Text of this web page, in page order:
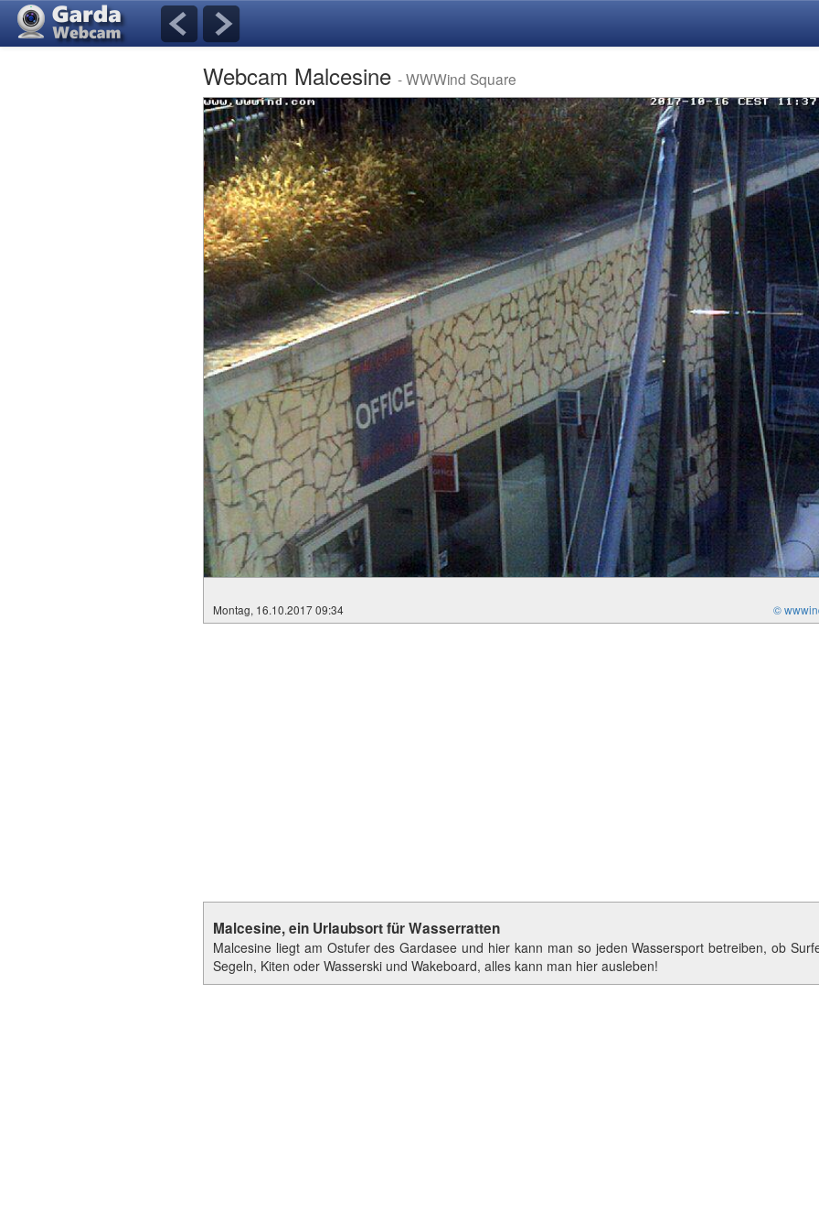
Webcam Malcesine - WWWind Square
Montag, 16.10.2017 09:34 ©
Malcesine, ein Urlaubsort für Wasserratten
Malcesine liegt am Ostufer des Gardasee und hier kann man so jeden Wassersport betreiben, ob
Segeln, Kiten oder Wasserski und Wakeboard, alles kann man hier ausleben!